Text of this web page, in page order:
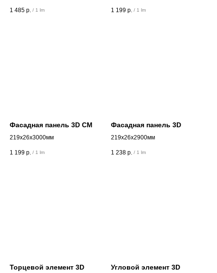
1 485 р. / 1 lm 1 199 р. / 1 lm
Фасадная панель 3D СМ
219х26х3000мм
1 199 р. / 1 lm
Фасадная панель 3D
219х26х2900мм
1 238 р. / 1 lm
Торцевой элемент 3D Угловой элемент 3D